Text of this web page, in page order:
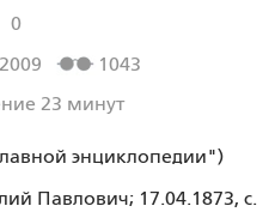
0
1043
23 минут
энциклопедии")
Павлович; 17.04.1873, с.